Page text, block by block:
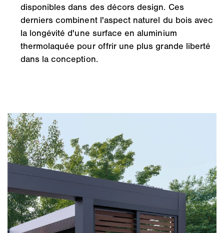
disponibles dans des décors design. Ces
derniers combinent l'aspect naturel du bois avec
la longévité d'une surface en aluminium
thermolaquée pour offrir une plus grande liberté
dans la conception.